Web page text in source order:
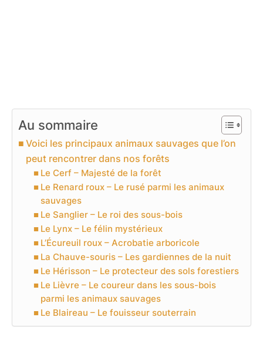
Au sommaire
Voici les principaux animaux sauvages que l’on
peut rencontrer dans nos forêts
Le Cerf – Majesté de la forêt
Le Renard roux – Le rusé parmi les animaux
sauvages
Le Sanglier – Le roi des sous-bois
Le Lynx – Le félin mystérieux
L’Écureuil roux – Acrobatie arboricole
La Chauve-souris – Les gardiennes de la nuit
Le Hérisson – Le protecteur des sols forestiers
Le Lièvre – Le coureur dans les sous-bois
parmi les animaux sauvages
Le Blaireau – Le fouisseur souterrain